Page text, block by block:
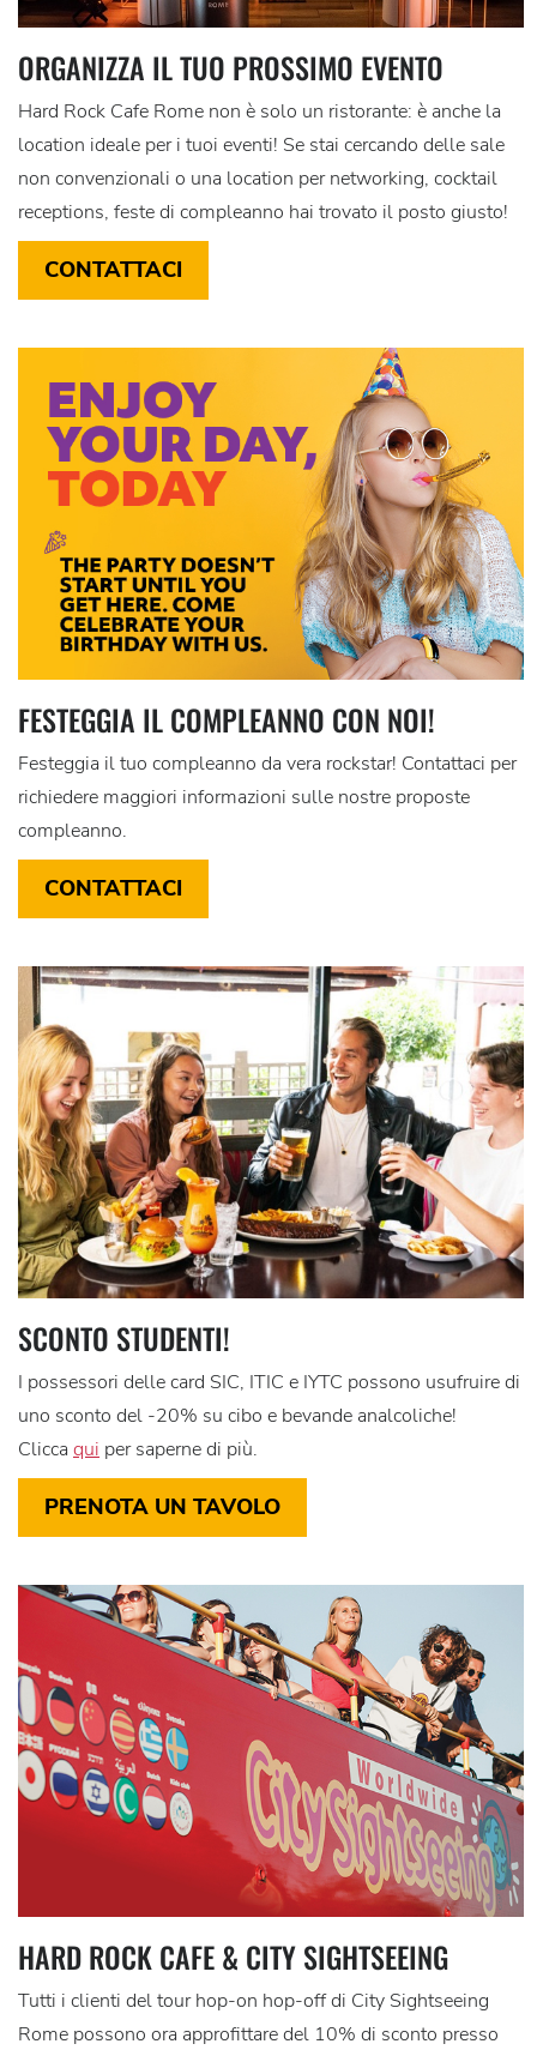
ORGANIZZA IL TUO PROSSIMO EVENTO
Hard Rock Cafe Rome non è solo un ristorante: è anche la
location ideale per i tuoi eventi! Se stai cercando delle sale
non convenzionali o una location per networking, cocktail
receptions, feste di compleanno hai trovato il posto giusto!
CONTATTACI
FESTEGGIA IL COMPLEANNO CON NOI!
Festeggia il tuo compleanno da vera rockstar! Contattaci per
richiedere maggiori informazioni sulle nostre proposte
compleanno.
CONTATTACI
SCONTO STUDENTI!
I possessori delle card SIC, ITIC e IYTC possono usufruire di
uno sconto del -20% su cibo e bevande analcoliche!
Clicca qui per saperne di più.
PRENOTA UN TAVOLO
HARD ROCK CAFE & CITY SIGHTSEEING
Tutti i clienti del tour hop-on hop-off di City Sightseeing
Rome possono ora approfittare del 10% di sconto presso